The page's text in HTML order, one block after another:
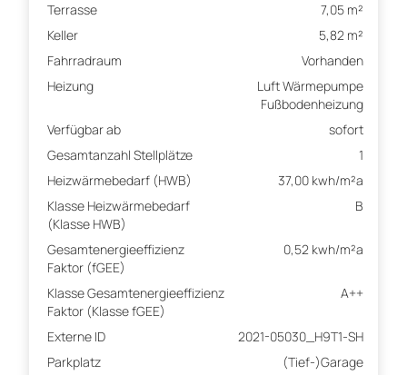
Terrasse
7,05 m²
Keller
5,82 m²
Fahrradraum
Vorhanden
Heizung
Luft Wärmepumpe
Fußbodenheizung
Verfügbar ab
sofort
Gesamtanzahl Stellplätze
1
Heizwärmebedarf (HWB)
37,00 kwh/m²a
Klasse Heizwärmebedarf
(Klasse HWB)
B
Gesamtenergieeffizienz
Faktor (fGEE)
0,52 kwh/m²a
Klasse Gesamtenergieeffizienz
Faktor (Klasse fGEE)
A++
Externe ID
2021-05030_H9T1-SH
Parkplatz
(Tief-)Garage